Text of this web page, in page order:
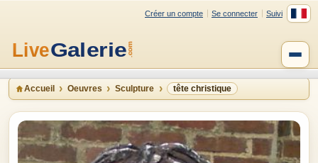
Créer un compte Se connecter Suivi
Accueil Oeuvres Sculpture tête christique